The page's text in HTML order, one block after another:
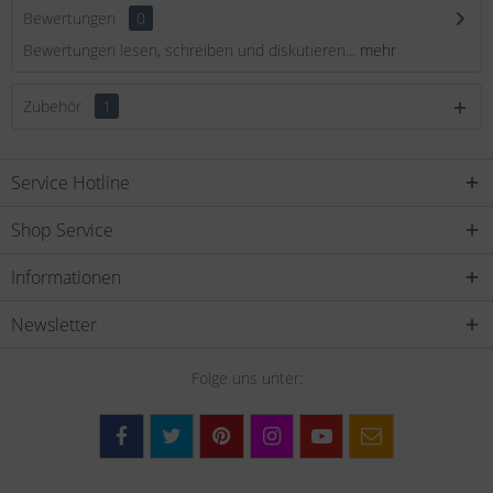
Bewertungen
0
Bewertungen lesen, schreiben und diskutieren... mehr
Zubehör 1
Service Hotline
Shop Service
Informationen
Newsletter
Folge uns unter: